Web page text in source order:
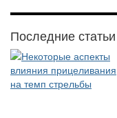
Последние статьи